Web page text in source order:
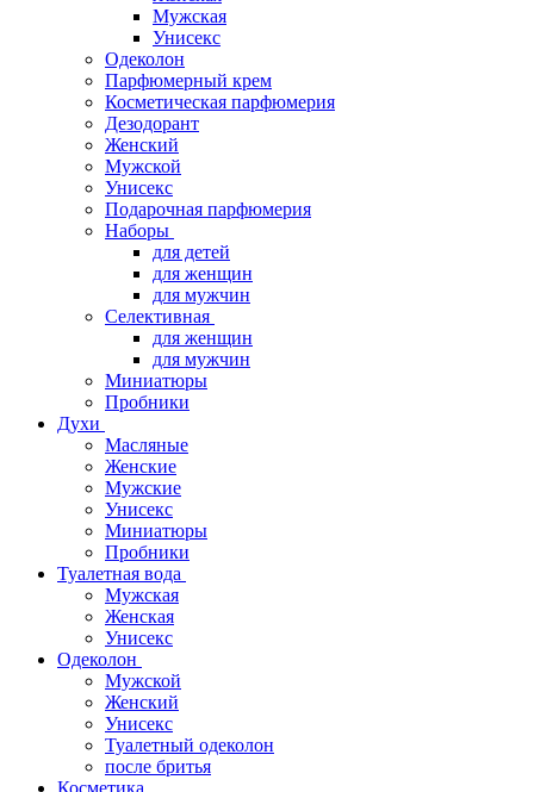
Мужская
Унисекс
Одеколон
Парфюмерный крем
Косметическая парфюмерия
Дезодорант
Женский
Мужской
Унисекс
Подарочная парфюмерия
Наборы
для детей
для женщин
для мужчин
Селективная
для женщин
для мужчин
Миниатюры
Пробники
Духи
Масляные
Женские
Мужские
Унисекс
Миниатюры
Пробники
Туалетная вода
Мужская
Женская
Унисекс
Одеколон
Мужской
Женский
Унисекс
Туалетный одеколон
после бритья
Косметика